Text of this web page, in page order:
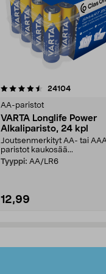
24104arvostelut
AA-paristot
VARTA Longlife Power
Alkaliparisto, 24 kpl
Joutsenmerkityt AA- tai
paristot kaukosää...
Tyyppi: AA/LR6
12,99
4.5viidestä